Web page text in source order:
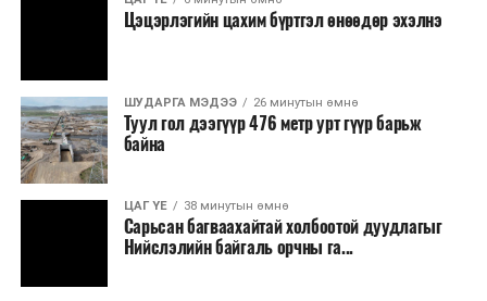
Хуулийг зөрчиж дуудлага хийсэн хувь хүнийг нэг
нэгжийг 375 мянга хүртэлх еврогоор торгох
боломжтой. Харин хэрэглэгч өөрөө зөвшөөрсөн,
эсвэл тухайн компанитай өмнө нь гэрээний
харилцаатай бөгөөд шинэ үйлчилгээ санал болгож
буй тохиолдолд хориг үйлчлэхгүй. Иргэд
зөвшөөрөлгүй дуудлагын талаар төрийн цахим
хуудсаар мэдээлэх боломжтой.
Шинэ хууль Францын зах зээлд үйлчилдэг гадаадын
Цэцэрлэгийн цахим бүртгэл өнөөдөр эхэлнэ
ШУДАРГА МЭДЭЭ 26 минутын өмнө
Туул гол дээгүүр 476 метр урт гүүр барьж
байна
ЦАГ ҮЕ 38 минутын өмнө
Сарьсан багваахайтай холбоотой дуудлагыг
Нийслэлийн байгаль орчны га...